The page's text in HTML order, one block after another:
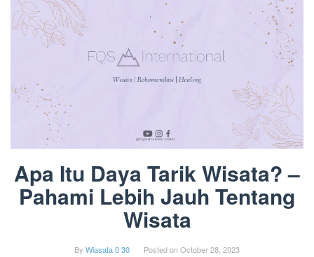
Apa Itu Daya Tarik Wisata? –
Pahami Lebih Jauh Tentang
Wisata
By Wiasata 0 30 Posted onOctober 28, 2023